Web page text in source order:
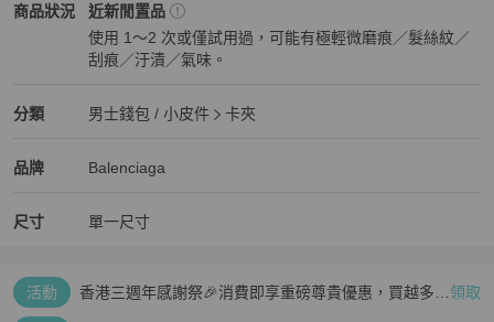
商品狀況
Balenciaga男士錢包 / 小皮件
近新閒置品
使用 1～2 次或僅試用過，可能有極輕微磨痕／髮絲紋／
刮痕／汙漬／氣味。
分類
Balenciaga 男士錢包 / 小皮件 分類資訊
男士錢包 / 小皮件
卡夾
品牌
Balenciaga 精品男士錢包 / 小皮件
Balenciaga
Balenciaga 推薦清單
尺寸 單一尺寸
活動
香港三週年感謝祭🎉消費即享重磅尊貴優惠，買越多、 領取